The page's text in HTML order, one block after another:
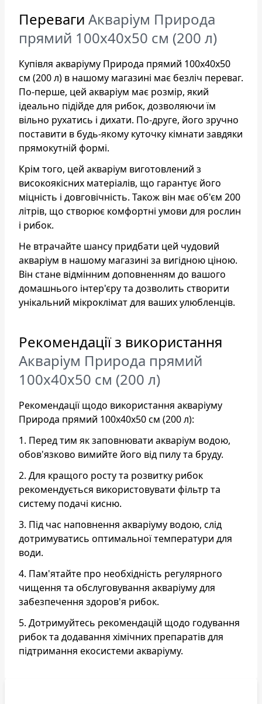
Переваги Акваріум Природа
прямий 100x40x50 см (200 л)
Купівля акваріуму Природа прямий 100x40x50
см (200 л) в нашому магазині має безліч переваг.
По-перше, цей акваріум має розмір, який
ідеально підійде для рибок, дозволяючи їм
вільно рухатись і дихати. По-друге, його зручно
поставити в будь-якому куточку кімнати завдяки
прямокутній формі.
Крім того, цей акваріум виготовлений з
високоякісних матеріалів, що гарантує його
міцність і довговічність. Також він має об'єм 200
літрів, що створює комфортні умови для рослин
і рибок.
Не втрачайте шансу придбати цей чудовий
акваріум в нашому магазині за вигідною ціною.
Він стане відмінним доповненням до вашого
домашнього інтер'єру та дозволить створити
унікальний мікроклімат для ваших улюбленців.
Рекомендації з використання
Акваріум Природа прямий
100x40x50 см (200 л)
Рекомендації щодо використання акваріуму
Природа прямий 100x40x50 см (200 л):
1. Перед тим як заповнювати акваріум водою,
обов'язково вимийте його від пилу та бруду.
2. Для кращого росту та розвитку рибок
рекомендується використовувати фільтр та
систему подачі кисню.
3. Під час наповнення акваріуму водою, слід
дотримуватись оптимальної температури для
води.
4. Пам'ятайте про необхідність регулярного
чищення та обслуговування акваріуму для
забезпечення здоров'я рибок.
5. Дотримуйтесь рекомендацій щодо годування
рибок та додавання хімічних препаратів для
підтримання екосистеми акваріуму.